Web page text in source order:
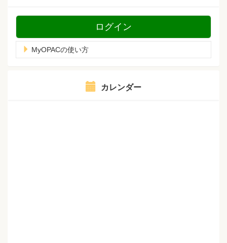
ログイン
MyOPACの使い方
カレンダー